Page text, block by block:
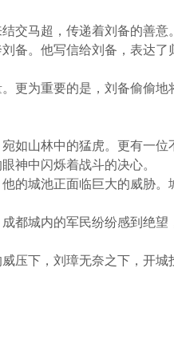
交马超，传递着刘备的善意。
备。他写信给刘备，表达了
更为重要的是，刘备偷偷地
如山林中的猛虎。更有一位
神中闪烁着战斗的决心。
的城池正面临巨大的威胁。
都城内的军民纷纷感到绝望
压下，刘璋无奈之下，开城